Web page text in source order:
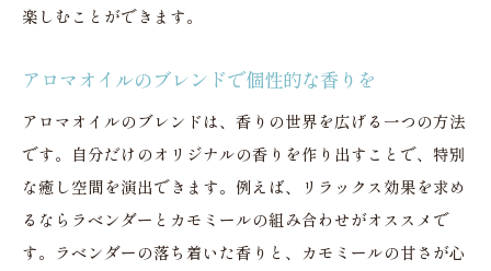
植物の力を活用した空間作り
毎日のケアルーティンにアロマを
癒しの香りで夜のリラックスタイム
日常使いに最適なアロマグッズ
楽しむことができます。
アロマオイルのブレンドで個性的な香りを
アロマオイルのブレンドは、香りの世界を広げる一つの方法
です。自分だけのオリジナルの香りを作り出すことで、特別
な癒し空間を演出できます。例えば、リラックス効果を求め
るならラベンダーとカモミールの組み合わせがオススメで
す。ラベンダーの落ち着いた香りと、カモミールの甘さが心